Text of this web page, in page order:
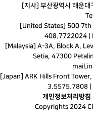
[지사] 부산광역시 해운대
[United States] 500 7th
408.7722024 |
[Malaysia] A-3A, Block A,
Setia, 47300
mail.
[Japan] ARK Hills Front
3.5575.7808 |
개인정보처리방침
Copyrights 2024